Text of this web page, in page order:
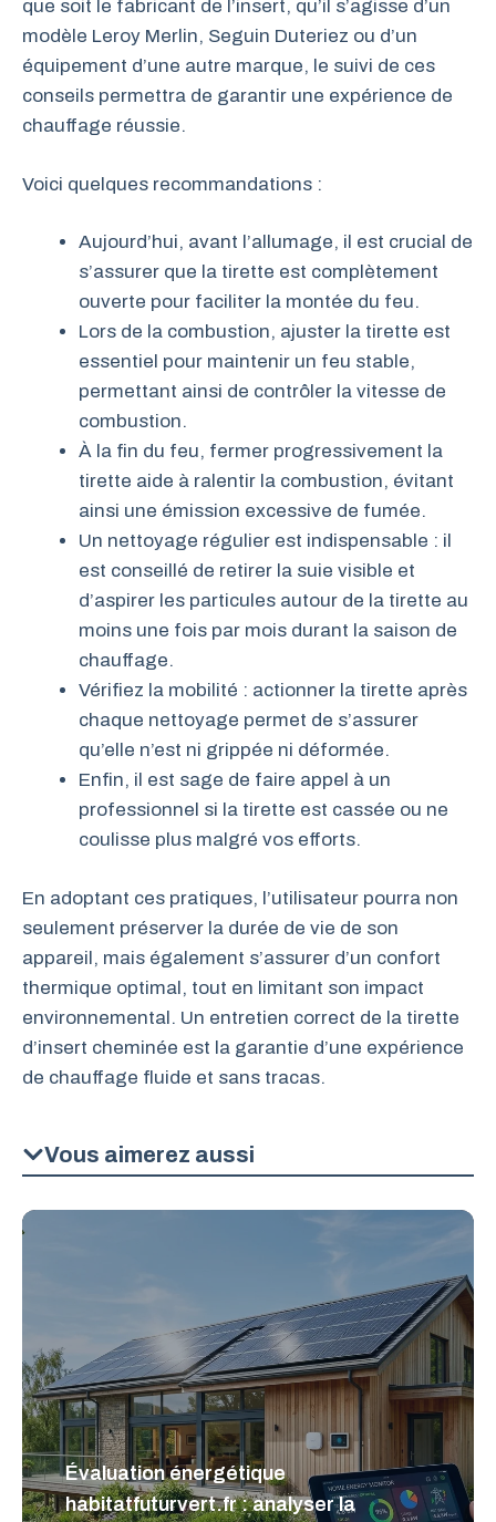
que soit le fabricant de l’insert, qu’il s’agisse d’un
modèle Leroy Merlin, Seguin Duteriez ou d’un
équipement d’une autre marque, le suivi de ces
conseils permettra de garantir une expérience de
chauffage réussie.
Voici quelques recommandations :
Aujourd’hui, avant l’allumage, il est crucial de
s’assurer que la tirette est complètement
ouverte pour faciliter la montée du feu.
Lors de la combustion, ajuster la tirette est
essentiel pour maintenir un feu stable,
permettant ainsi de contrôler la vitesse de
combustion.
À la fin du feu, fermer progressivement la
tirette aide à ralentir la combustion, évitant
ainsi une émission excessive de fumée.
Un nettoyage régulier est indispensable : il
est conseillé de retirer la suie visible et
d’aspirer les particules autour de la tirette au
moins une fois par mois durant la saison de
chauffage.
Vérifiez la mobilité : actionner la tirette après
chaque nettoyage permet de s’assurer
qu’elle n’est ni grippée ni déformée.
Enfin, il est sage de faire appel à un
professionnel si la tirette est cassée ou ne
coulisse plus malgré vos efforts.
En adoptant ces pratiques, l’utilisateur pourra non
seulement préserver la durée de vie de son
appareil, mais également s’assurer d’un confort
thermique optimal, tout en limitant son impact
environnemental. Un entretien correct de la tirette
d’insert cheminée est la garantie d’une expérience
de chauffage fluide et sans tracas.
Vous aimerez aussi
Évaluation énergétique
habitatfuturvert.fr : analyser la